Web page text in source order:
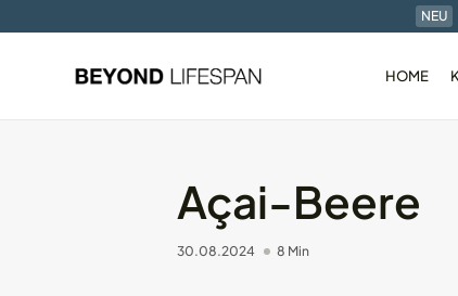
NEU
HOME
Açai-Beere
30.08.2024 8 Min